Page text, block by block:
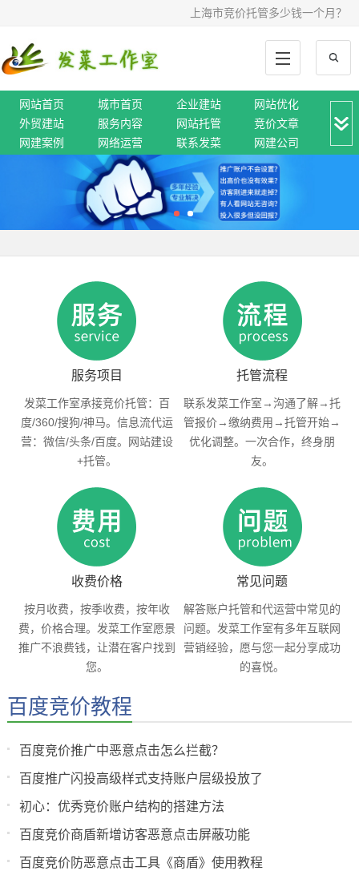
上海市竞价托管多少钱一个月？
网站首页 城市首页 企业建站
网站优化
外贸建站
服务内容 网站托管
竞价文章
网建案例
网络运营 联系发菜 网建公司
服务项目
发菜工作室承接竞价托管：百
度/360/搜狗/神马。信息流代运
营：微信/头条/百度。网站建设
+托管。
托管流程
联系发菜工作室→沟通了解→托
管报价→缴纳费用→托管开始→
优化调整。一次合作，终身朋
友。
收费价格
按月收费，按季收费，按年收
费，价格合理。发菜工作室愿景
推广不浪费钱，让潜在客户找到
您。
常见问题
解答账户托管和代运营中常见的
问题。发菜工作室有多年互联网
营销经验，愿与您一起分享成功
的喜悦。
百度竞价教程
百度竞价推广中恶意点击怎么拦截？
百度推广闪投高级样式支持账户层级投放了
初心：优秀竞价账户结构的搭建方法
百度竞价商盾新增访客恶意点击屏蔽功能
百度竞价防恶意点击工具《商盾》使用教程